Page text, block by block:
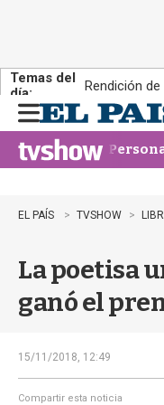
Temas del
día:
Rendición
n
u
EL PAÍS TVSHOW
La poetisa
ganó el
15/11/2018, 12:49
Compartir esta noticia